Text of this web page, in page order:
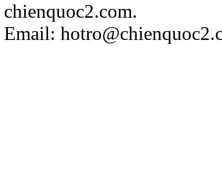
chienquoc2.com.
Email: